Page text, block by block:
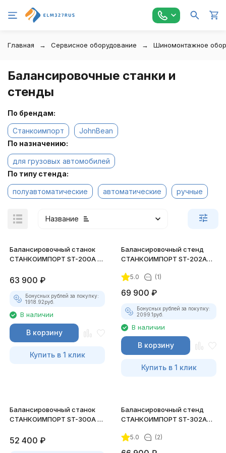
Главная Сервисное оборудование Шиномонтажное
Балансировочные станки и
стенды
По брендам:
Станкоимпорт
JohnBean
По назначению:
для грузовых автомобилей
По типу стенда:
полуавтоматические автоматические ручные
Название
Балансировочный станок
СТАНКОИМПОРТ ST-200A с
63 900 ₽
Бонусных рублей за покупку:
1918.92руб.
В наличии
В корзину
Купить в 1 клик
Балансировочный стенд
СТАНКОИМПОРТ ST-202A
5.0 (1)
69 900 ₽
Бонусных рублей за покупку:
2099.1руб.
В наличии
В корзину
Купить в 1 клик
Балансировочный станок
СТАНКОИМПОРТ ST-300A с
52 400 ₽
Балансировочный стенд
СТАНКОИМПОРТ ST-302A
5.0 (2)